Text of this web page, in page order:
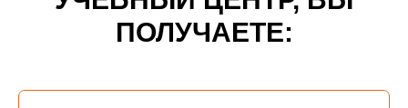
ПОЛУЧАЕТЕ: